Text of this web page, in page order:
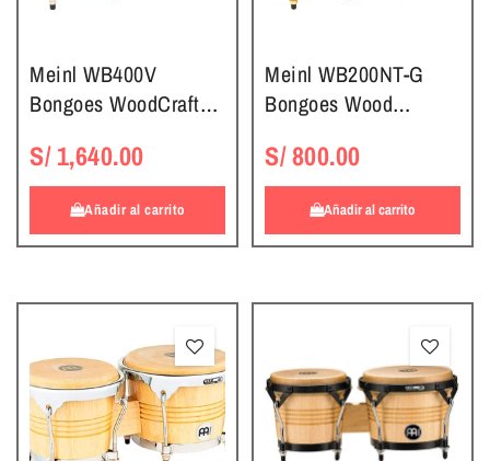
Meinl WB400V
Bongoes WoodCraft
S/ 1,640.00
Añadir al carrito
Meinl WB200NT-G
Bongoes Wood
S/ 800.00
Añadir al carrito